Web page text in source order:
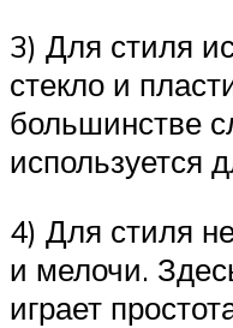
3) Для стиля
стекло и
большинстве
используется
4) Для стиля
и мелочи.
играет